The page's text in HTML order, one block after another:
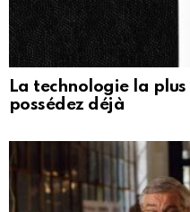
La technologie la
possédez déjà